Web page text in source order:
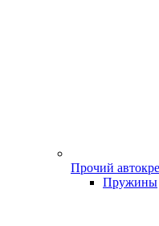
Прочий
Пружины